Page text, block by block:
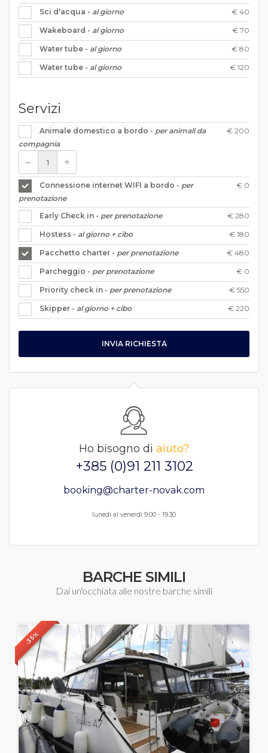
Sci d'acqua - al giorno € 40
Wakeboard - al giorno € 70
Water tube - al giorno € 80
Water tube - al giorno € 120
Servizi
Animale domestico a bordo - per animali da
compagnia
€ 200
Connessione internet WIFI a bordo - per
prenotazione
€ 0
Early Check in - per prenotazione € 280
Hostess - al giorno + cibo € 180
Pacchetto charter - per prenotazione € 480
Parcheggio - per prenotazione € 0
Priority check in - per prenotazione € 550
Skipper - al giorno + cibo € 220
INVIA RICHIESTA
Ho bisogno di aiuto?
+385 (0)91 211 3102
booking@charter-novak.com
lunedi al venerdì 9.00 - 19.30
BARCHE SIMILI
Dai un'occhiata alle nostre barche simili
-35%